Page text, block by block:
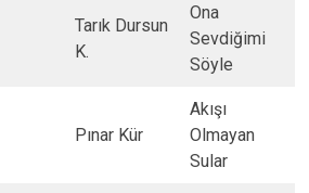
​Tarık Dursun
K.
Ona
Sevdiğimi
Söyle
​Pınar Kür
​Akışı
Olmayan
Sular